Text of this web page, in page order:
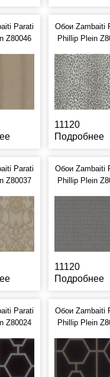
Parati
Z80046
Обои Zambaiti
Phillip Plein
11120
Подробнее
Parati
Z80037
Обои Zambaiti
Phillip Plein
11120
Подробнее
Parati
Z80024
Обои Zambaiti
Phillip Plein